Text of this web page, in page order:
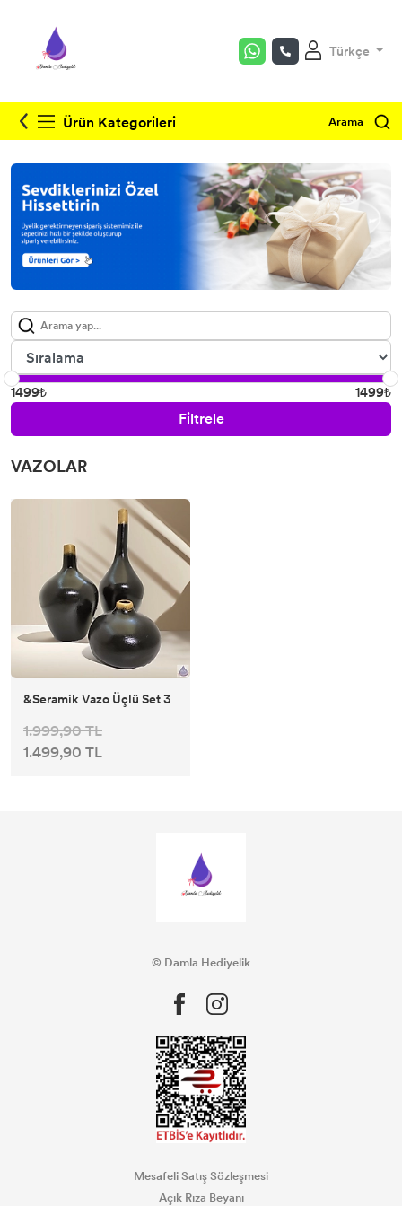
Türkçe
Ürün Kategorileri Arama
1499₺ 1499₺
Filtrele
VAZOLAR
&Seramik Vazo Üçlü Set 3
1.999,90 TL
1.499,90 TL
© Damla Hediyelik
Mesafeli Satış Sözleşmesi
Açık Rıza Beyanı
Heykeller
Kitap Tutucular
Biblolar
Vazolar